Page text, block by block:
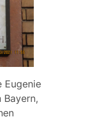
Eugenie